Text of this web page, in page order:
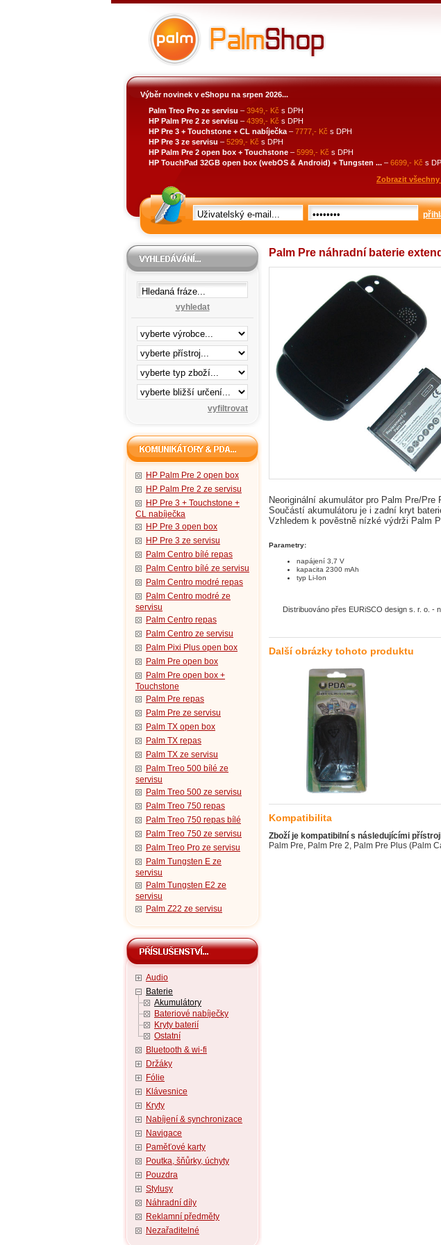
Výběr novinek v eShopu na srpen 2026...
Palm Treo Pro ze servisu – 3949,- Kč s DPH
HP Palm Pre 2 ze servisu – 4399,- Kč s DPH
HP Pre 3 + Touchstone + CL nabíječka – 7777,- Kč s DPH
HP Pre 3 ze servisu – 5299,- Kč s DPH
HP Palm Pre 2 open box + Touchstone – 5999,- Kč s DPH
HP TouchPad 32GB open box (webOS & Android) + Tungsten ... – 6699,- Kč s
Zobrazit všechny
vyhledat
HP Palm Pre 2 open box
HP Palm Pre 2 ze servisu
HP Pre 3 + Touchstone +
CL nabíječka
HP Pre 3 open box
HP Pre 3 ze servisu
Palm Centro bílé repas
Palm Centro bílé ze servisu
Palm Centro modré repas
Palm Centro modré ze
servisu
Palm Centro repas
Palm Centro ze servisu
Palm Pixi Plus open box
Palm Pre open box
Palm Pre open box +
Touchstone
Palm Pre repas
Palm Pre ze servisu
Palm TX open box
Palm TX repas
Palm TX ze servisu
Palm Treo 500 bílé ze
servisu
Palm Treo 500 ze servisu
Palm Treo 750 repas
Palm Treo 750 repas bílé
Palm Treo 750 ze servisu
Palm Treo Pro ze servisu
Palm Tungsten E ze
servisu
Palm Tungsten E2 ze
servisu
Palm Z22 ze servisu
Audio
Baterie
Akumulátory
Bateriové nabíječky
Kryty baterií
Ostatní
Bluetooth & wi-fi
Držáky
Fólie
Klávesnice
Kryty
Nabíjení & synchronizace
Navigace
Paměťové karty
Poutka, šňůrky, úchyty
Pouzdra
Stylusy
Náhradní díly
Reklamní předměty
Nezařaditelné
Palm Pre náhradní baterie
Neoriginální akumulátor pro Palm Pre/
Součástí akumulátoru je i zadní kryt
Vzhledem k pověstně nízké výdrži Palm
Parametry:
napájení 3,7 V
kapacita 2300 mAh
typ Li-Ion
Distribuováno přes EURiSCO design s. r. o. -
Další obrázky tohoto produktu
Kompatibilita
Zboží je kompatibilní s následujícími
Palm Pre, Palm Pre 2, Palm Pre Plus (Palm